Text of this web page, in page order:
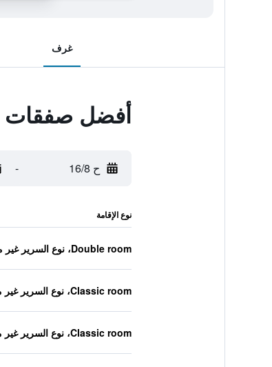
غرف
أفضل صفقات
ح 16/8 -
نوع الإقامة
Double room، نوع السرير غير معروف
Classic room، نوع السرير غير معروف
Classic room، نوع السرير غير معروف